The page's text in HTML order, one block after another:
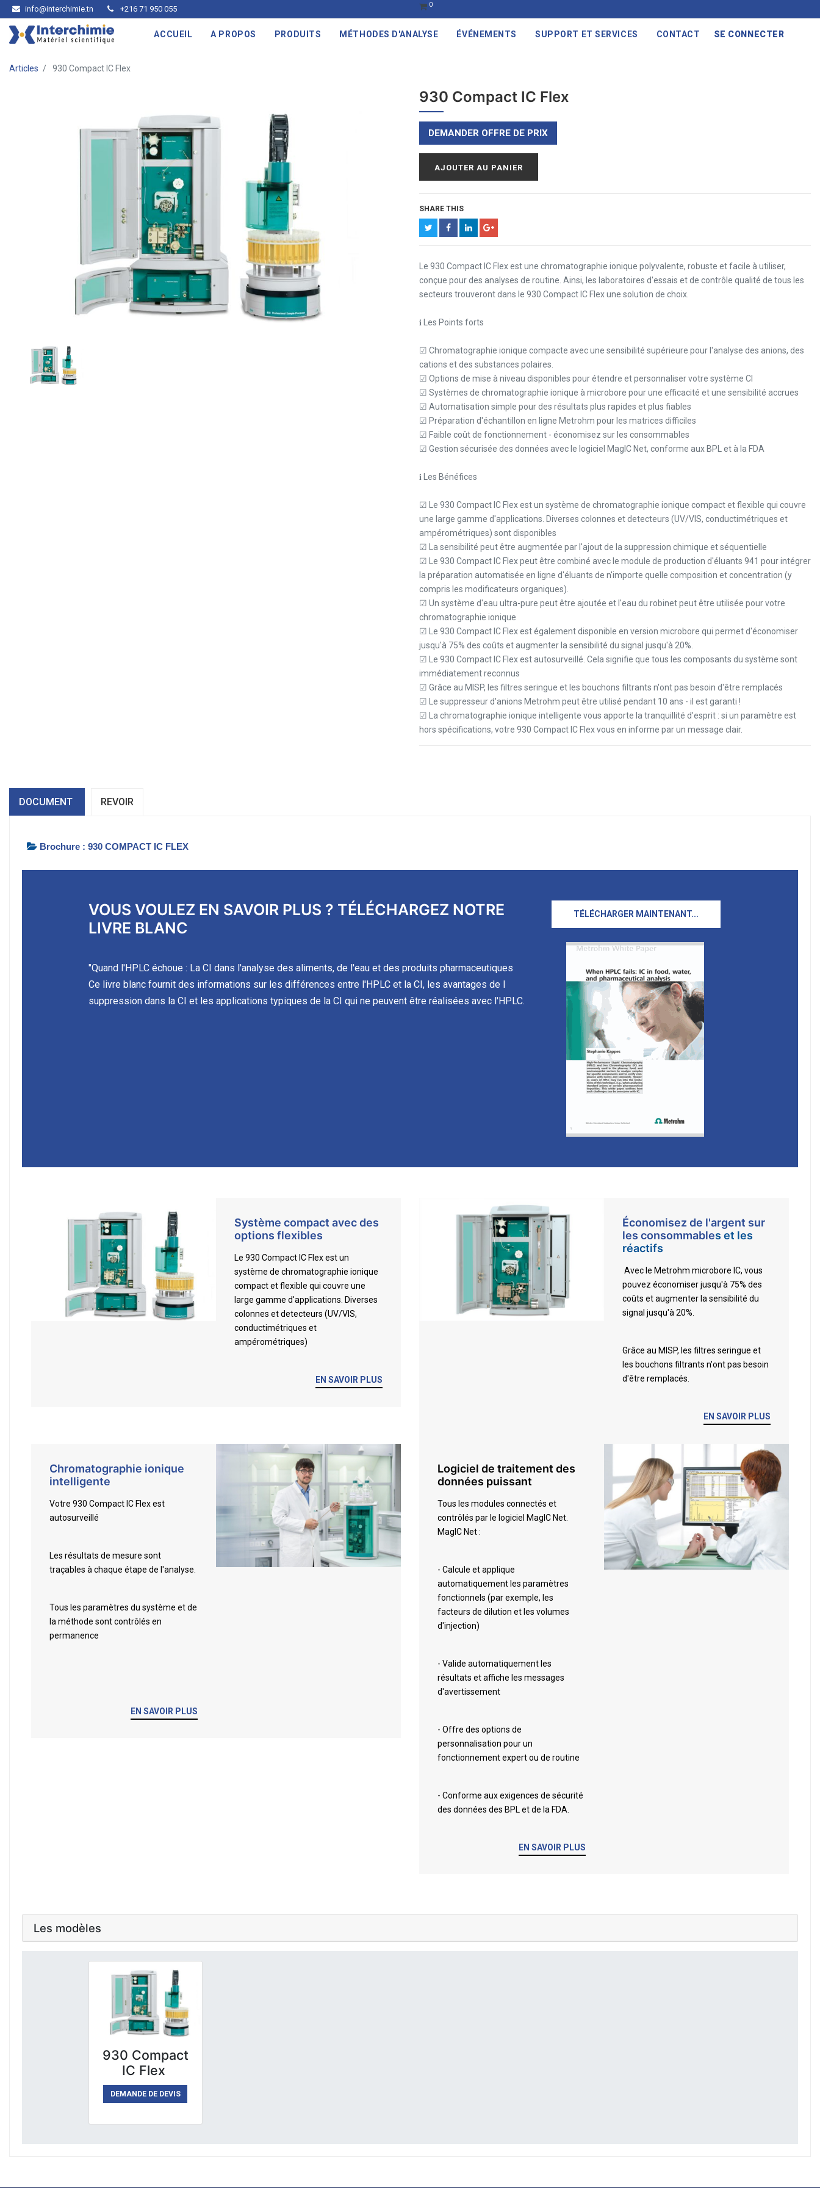
info@interchimie.tn +216 71 950 055 0
ACCUEIL A PROPOS PRODUITS MÉTHODES D'ANALYSE ÉVÉNEMENTS SUPPORT ET SERVICES CONTACT SE CONNECTER
Articles 930 Compact IC Flex
930 Compact IC Flex
DEMANDER OFFRE DE PRIX
AJOUTER AU PANIER
SHARE THIS
Le 930 Compact IC Flex est une chromatographie ionique polyvalente, robuste et facile à utiliser,
conçue pour des analyses de routine. Ainsi, les laboratoires d'essais et de contrôle qualité de tous les
secteurs trouveront dans le 930 Compact IC Flex une solution de choix.
𝐢 Les Points forts
☑ Chromatographie ionique compacte avec une sensibilité supérieure pour l'analyse des anions, des
cations et des substances polaires.
☑ Options de mise à niveau disponibles pour étendre et personnaliser votre système CI
☑ Systèmes de chromatographie ionique à microbore pour une efficacité et une sensibilité accrues
☑ Automatisation simple pour des résultats plus rapides et plus fiables
☑ Préparation d'échantillon en ligne Metrohm pour les matrices difficiles
☑ Faible coût de fonctionnement - économisez sur les consommables
☑ Gestion sécurisée des données avec le logiciel MagIC Net, conforme aux BPL et à la FDA
𝐢 Les Bénéfices
☑ Le 930 Compact IC Flex est un système de chromatographie ionique compact et flexible qui couvre
une large gamme d'applications. Diverses colonnes et detecteurs (UV/VIS, conductimétriques et
ampérométriques) sont disponibles
☑ La sensibilité peut être augmentée par l'ajout de la suppression chimique et séquentielle
☑ Le 930 Compact IC Flex peut être combiné avec le module de production d'éluants 941 pour intégrer
la préparation automatisée en ligne d'éluants de n'importe quelle composition et concentration (y
compris les modificateurs organiques).
☑ Un système d'eau ultra-pure peut être ajoutée et l'eau du robinet peut être utilisée pour votre
chromatographie ionique
☑ Le 930 Compact IC Flex est également disponible en version microbore qui permet d'économiser
jusqu'à 75% des coûts et augmenter la sensibilité du signal jusqu'à 20%.
☑ Le 930 Compact IC Flex est autosurveillé. Cela signifie que tous les composants du système sont
immédiatement reconnus
☑ Grâce au MISP, les filtres seringue et les bouchons filtrants n'ont pas besoin d'être remplacés
☑ Le suppresseur d'anions Metrohm peut être utilisé pendant 10 ans - il est garanti !
☑ La chromatographie ionique intelligente vous apporte la tranquillité d'esprit : si un paramètre est
hors spécifications, votre 930 Compact IC Flex vous en informe par un message clair.
DOCUMENT REVOIR
Brochure : 930 COMPACT IC FLEX
VOUS VOULEZ EN SAVOIR PLUS ? TÉLÉCHARGEZ NOTRE
LIVRE BLANC
"Quand l'HPLC échoue : La CI dans l'analyse des aliments, de l'eau et des produits pharmaceutiques
Ce livre blanc fournit des informations sur les différences entre l'HPLC et la CI, les avantages de l
suppression dans la CI et les applications typiques de la CI qui ne peuvent être réalisées avec l'HPLC.
TÉLÉCHARGER MAINTENANT...
Système compact avec des
options flexibles
Le 930 Compact IC Flex est un
système de chromatographie ionique
compact et flexible qui couvre une
large gamme d'applications. Diverses
colonnes et detecteurs (UV/VIS,
conductimétriques et
ampérométriques)
EN SAVOIR PLUS
Économisez de l'argent sur
les consommables et les
réactifs
Avec le Metrohm microbore IC, vous
pouvez économiser jusqu'à 75% des
coûts et augmenter la sensibilité du
signal jusqu'à 20%.
Grâce au MISP, les filtres seringue et
les bouchons filtrants n'ont pas besoin
d'être remplacés.
EN SAVOIR PLUS
Chromatographie ionique
intelligente
Votre 930 Compact IC Flex est
autosurveillé
Les résultats de mesure sont
traçables à chaque étape de l'analyse.
Tous les paramètres du système et de
la méthode sont contrôlés en
permanence
EN SAVOIR PLUS
Logiciel de traitement des
données puissant
Tous les modules connectés et
contrôlés par le logiciel MagIC Net.
MagIC Net :
- Calcule et applique
automatiquement les paramètres
fonctionnels (par exemple, les
facteurs de dilution et les volumes
d'injection)
- Valide automatiquement les
résultats et affiche les messages
d'avertissement
- Offre des options de
personnalisation pour un
fonctionnement expert ou de routine
- Conforme aux exigences de sécurité
des données des BPL et de la FDA.
EN SAVOIR PLUS
Les modèles
930 Compact
IC Flex
DEMANDE DE DEVIS